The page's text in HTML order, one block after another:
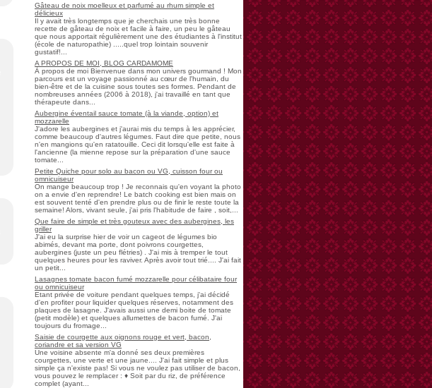
Gâteau de noix moelleux et parfumé au rhum simple et
délicieux
Il y avait très longtemps que je cherchais une très bonne
recette de gâteau de noix et facile à faire, un peu le gâteau
que nous apportait régulièrement une des étudiantes à l'institut
(école de naturopathie) .....quel trop lointain souvenir
gustatif!...
A PROPOS DE MOI, BLOG CARDAMOME
À propos de moi Bienvenue dans mon univers gourmand ! Mon
parcours est un voyage passionné au cœur de l'humain, du
bien-être et de la cuisine sous toutes ses formes. Pendant de
nombreuses années (2006 à 2018), j'ai travaillé en tant que
thérapeute dans...
Aubergine éventail sauce tomate (à la viande, option) et
mozzarelle
J'adore les aubergines et j'aurai mis du temps à les apprécier,
comme beaucoup d'autres légumes. Faut dire que petite, nous
n'en mangions qu'en ratatouille. Ceci dit lorsqu'elle est faite à
l'ancienne (la mienne repose sur la préparation d'une sauce
tomate...
Petite Quiche pour solo au bacon ou VG, cuisson four ou
omnicuiseur
On mange beaucoup trop ! Je reconnais qu'en voyant la photo
on a envie d'en reprendre! Le batch cooking est bien mais on
est souvent tenté d'en prendre plus ou de finir le reste toute la
semaine! Alors, vivant seule, j'ai pris l'habitude de faire , soit,...
Que faire de simple et très gouteux avec des aubergines, les
griller
J'ai eu la surprise hier de voir un cageot de légumes bio
abimés, devant ma porte, dont poivrons courgettes,
aubergines (juste un peu flétries) . J'ai mis à tremper le tout
quelques heures pour les raviver. Après avoir tout trié.... J'ai fait
un petit...
Lasagnes tomate bacon fumé mozzarelle pour célibataire four
ou omnicuiseur
Etant privée de voiture pendant quelques temps, j'ai décidé
d'en profiter pour liquider quelques réserves, notamment des
plaques de lasagne. J'avais aussi une demi boite de tomate
(petit modèle) et quelques allumettes de bacon fumé. J'ai
toujours du fromage...
Saisie de courgette aux oignons rouge et vert, bacon,
coriandre et sa version VG
Une voisine absente m'a donné ses deux premières
courgettes, une verte et une jaune.... J'ai fait simple et plus
simple ça n'existe pas! Si vous ne voulez pas utiliser de bacon,
vous pouvez le remplacer : ♦ Soit par du riz, de préférence
complet (ayant...